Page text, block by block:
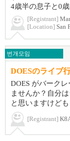
4歳半の息子と0
[Registrant]
[Location] San
번개모임
DOESのライブ
DOES がバーク
ませんか？自分
と思いますけど
[Registrant]